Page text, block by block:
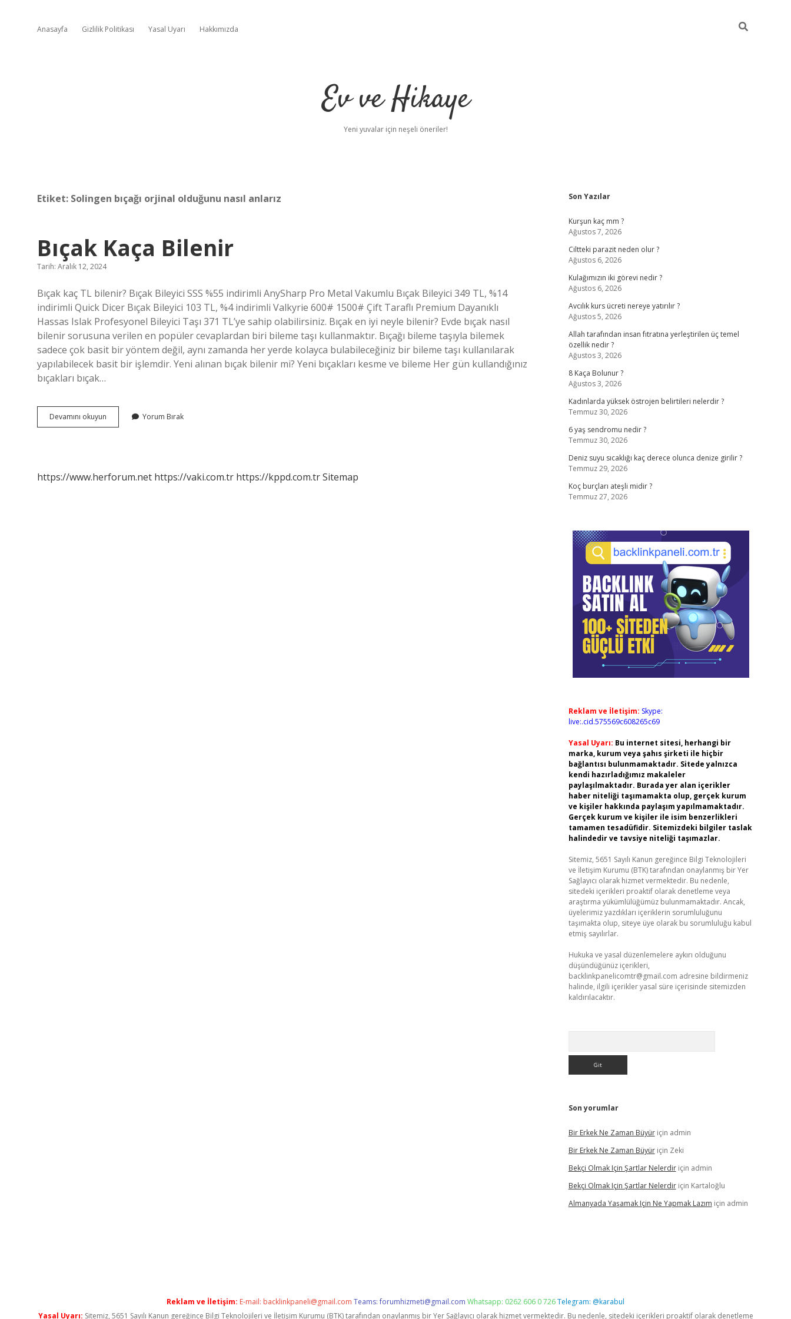
Anasayfa Gizlilik Politikası Yasal Uyarı Hakkımızda
Ev ve Hikaye
Yeni yuvalar için neşeli öneriler!
Etiket: Solingen bıçağı orjinal olduğunu nasıl anlarız
Bıçak Kaça Bilenir
Tarih: Aralık 12, 2024
Bıçak kaç TL bilenir? Bıçak Bileyici SSS %55 indirimli AnySharp Pro Metal Vakumlu Bıçak Bileyici 349 TL, %14
indirimli Quick Dicer Bıçak Bileyici 103 TL, %4 indirimli Valkyrie 600# 1500# Çift Taraflı Premium Dayanıklı
Hassas Islak Profesyonel Bileyici Taşı 371 TL’ye sahip olabilirsiniz. Bıçak en iyi neyle bilenir? Evde bıçak nasıl
bilenir sorusuna verilen en popüler cevaplardan biri bileme taşı kullanmaktır. Bıçağı bileme taşıyla bilemek
sadece çok basit bir yöntem değil, aynı zamanda her yerde kolayca bulabileceğiniz bir bileme taşı kullanılarak
yapılabilecek basit bir işlemdir. Yeni alınan bıçak bilenir mi? Yeni bıçakları kesme ve bileme Her gün kullandığınız
bıçakları bıçak…
Devamını okuyun
Kaça
Yorum Bırak
https://www.herforum.net https://vaki.com.tr https://kppd.com.trSitemap
Sidebar
Son Yazılar
Kurşun kaç mm ?
Ağustos 7, 2026
Ciltteki parazit neden olur ?
Ağustos 6, 2026
Kulağımızın iki görevi nedir ?
Ağustos 6, 2026
Avcılık kurs ücreti nereye yatırılır ?
Ağustos 5, 2026
Allah tarafından insan fıtratına yerleştirilen üç temel
özellik nedir ?
Ağustos 3, 2026
8 Kaça Bolunur ?
Ağustos 3, 2026
Kadınlarda yüksek östrojen belirtileri nelerdir ?
Temmuz 30, 2026
6 yaş sendromu nedir ?
Temmuz 30, 2026
Deniz suyu sıcaklığı kaç derece olunca denize girilir ?
Temmuz 29, 2026
Koç burçları ateşli midir ?
Temmuz 27, 2026
Reklam ve İletişim: Skype:
live:.cid.575569c608265c69
Yasal Uyarı: Bu internet sitesi, herhangi bir
marka, kurum veya şahıs şirketi ile hiçbir
bağlantısı bulunmamaktadır. Sitede yalnızca
kendi hazırladığımız makaleler
paylaşılmaktadır. Burada yer alan içerikler
haber niteliği taşımamakta olup, gerçek kurum
ve kişiler hakkında paylaşım yapılmamaktadır.
Gerçek kurum ve kişiler ile isim benzerlikleri
tamamen tesadüfidir. Sitemizdeki bilgiler taslak
halindedir ve tavsiye niteliği taşımazlar.
Sitemiz, 5651 Sayılı Kanun gereğince Bilgi Teknolojileri
ve İletişim Kurumu (BTK) tarafından onaylanmış bir Yer
Sağlayıcı olarak hizmet vermektedir. Bu nedenle,
sitedeki içerikleri proaktif olarak denetleme veya
araştırma yükümlülüğümüz bulunmamaktadır. Ancak,
üyelerimiz yazdıkları içeriklerin sorumluluğunu
taşımakta olup, siteye üye olarak bu sorumluluğu kabul
etmiş sayılırlar.
Hukuka ve yasal düzenlemelere aykırı olduğunu
düşündüğünüz içerikleri,
backlinkpanelicomtr@gmail.com adresine bildirmeniz
halinde, ilgili içerikler yasal süre içerisinde sitemizden
kaldırılacaktır.
Son yorumlar
Bir Erkek Ne Zaman Büyüriçin admin
Bir Erkek Ne Zaman Büyüriçin Zeki
Bekçi Olmak Için Şartlar Nelerdiriçin admin
Bekçi Olmak Için Şartlar Nelerdiriçin Kartaloğlu
Almanyada Yaşamak Için Ne Yapmak Lazım için admin
Reklam ve İletişim: E-mail: backlinkpaneli@gmail.com Teams:forumhizmeti@gmail.com Whatsapp: 0262 606 0 726Telegram: @karabul
Yasal Uyarı: Sitemiz, 5651 Sayılı Kanun gereğince Bilgi Teknolojileri ve İletişim Kurumu (BTK) tarafından onaylanmış bir Yer Sağlayıcı olarak hizmet vermektedir. Bu nedenle, sitedeki içerikleri proaktif olarak denetleme